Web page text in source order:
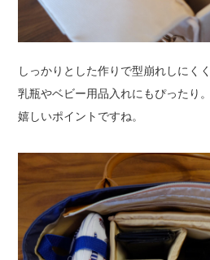
しっかりとした作りで型崩れしにく
乳瓶やベビー用品入れにもぴったり
嬉しいポイントですね。